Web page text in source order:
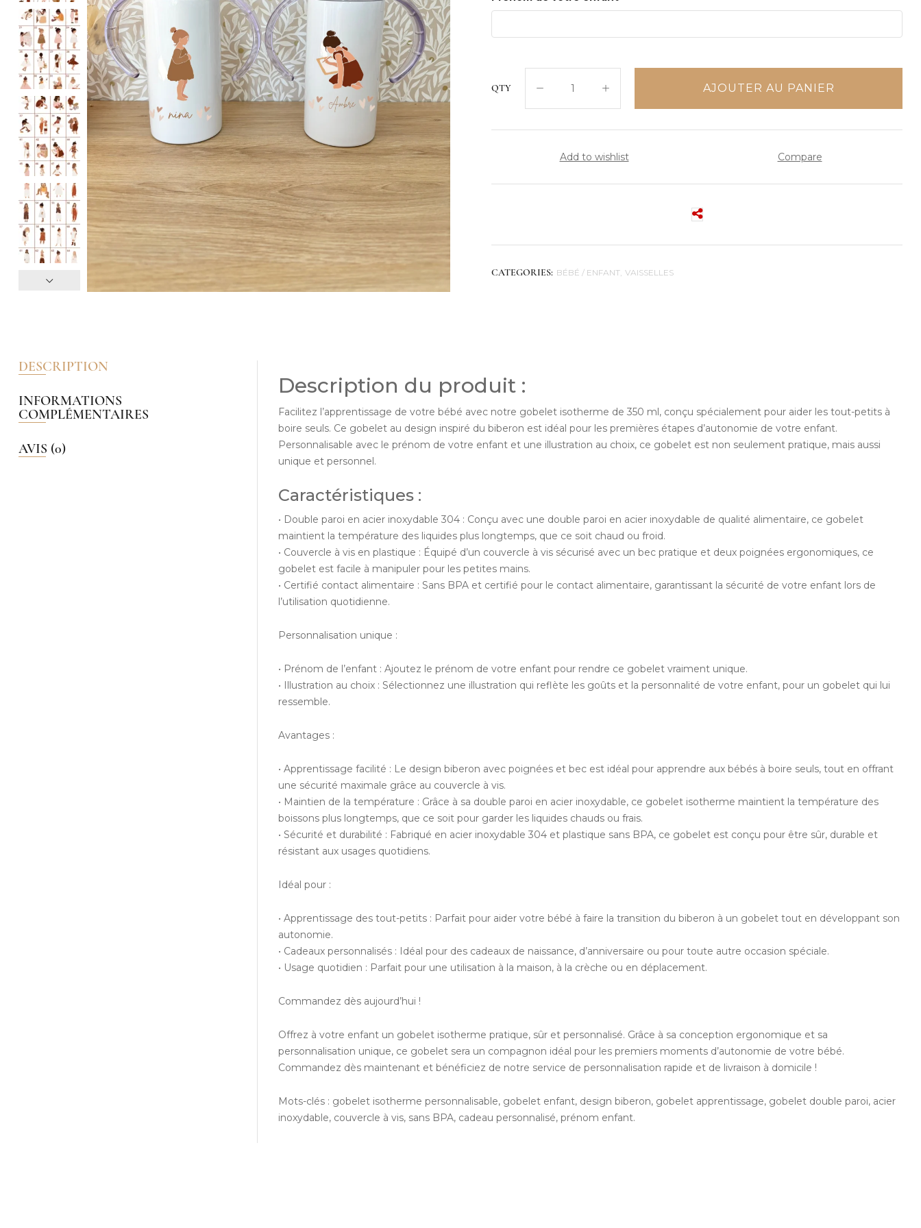
QTY AJOUTER AU PANIER
Add to wishlist Compare
CATEGORIES: BÉBÉ / ENFANT VAISSELLES
DESCRIPTION
INFORMATIONS
COMPLÉMENTAIRES
AVIS (0)
Description du produit :
Facilitez l’apprentissage de votre bébé avec notre gobelet isotherme de 350 ml, conçu spécialement pour aider les tout-petits à
boire seuls. Ce gobelet au design inspiré du biberon est idéal pour les premières étapes d’autonomie de votre enfant.
Personnalisable avec le prénom de votre enfant et une illustration au choix, ce gobelet est non seulement pratique, mais aussi
unique et personnel.
Caractéristiques :
• Double paroi en acier inoxydable 304 : Conçu avec une double paroi en acier inoxydable de qualité alimentaire, ce gobelet
maintient la température des liquides plus longtemps, que ce soit chaud ou froid.
• Couvercle à vis en plastique : Équipé d’un couvercle à vis sécurisé avec un bec pratique et deux poignées ergonomiques, ce
gobelet est facile à manipuler pour les petites mains.
• Certifié contact alimentaire : Sans BPA et certifié pour le contact alimentaire, garantissant la sécurité de votre enfant lors de
l’utilisation quotidienne.
Personnalisation unique :
• Prénom de l’enfant : Ajoutez le prénom de votre enfant pour rendre ce gobelet vraiment unique.
• Illustration au choix : Sélectionnez une illustration qui reflète les goûts et la personnalité de votre enfant, pour un gobelet qui lui
ressemble.
Avantages :
• Apprentissage facilité : Le design biberon avec poignées et bec est idéal pour apprendre aux bébés à boire seuls, tout en offrant
une sécurité maximale grâce au couvercle à vis.
• Maintien de la température : Grâce à sa double paroi en acier inoxydable, ce gobelet isotherme maintient la température des
boissons plus longtemps, que ce soit pour garder les liquides chauds ou frais.
• Sécurité et durabilité : Fabriqué en acier inoxydable 304 et plastique sans BPA, ce gobelet est conçu pour être sûr, durable et
résistant aux usages quotidiens.
Idéal pour :
• Apprentissage des tout-petits : Parfait pour aider votre bébé à faire la transition du biberon à un gobelet tout en développant son
autonomie.
• Cadeaux personnalisés : Idéal pour des cadeaux de naissance, d’anniversaire ou pour toute autre occasion spéciale.
• Usage quotidien : Parfait pour une utilisation à la maison, à la crèche ou en déplacement.
Commandez dès aujourd’hui !
Offrez à votre enfant un gobelet isotherme pratique, sûr et personnalisé. Grâce à sa conception ergonomique et sa
personnalisation unique, ce gobelet sera un compagnon idéal pour les premiers moments d’autonomie de votre bébé.
Commandez dès maintenant et bénéficiez de notre service de personnalisation rapide et de livraison à domicile !
Mots-clés : gobelet isotherme personnalisable, gobelet enfant, design biberon, gobelet apprentissage, gobelet double paroi, acier
inoxydable, couvercle à vis, sans BPA, cadeau personnalisé, prénom enfant.